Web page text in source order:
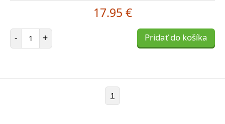
17.95 €
- Počet položiek
+ Pridať do košíka
1